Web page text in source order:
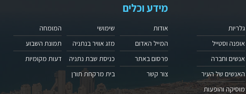
גלריות
אופנה וסטייל
אנשים וחברה
האנשים של העיר
מוסיקה והופעות
מידע וכלים
אודות
המייל האדום
פרסום באתר
צור קשר
שימושי
מזג אוויר בנתניה
כניסת שבת נתניה
בית מרקחת תורן
המומחה
תמונת השבוע
דעות מקומיות